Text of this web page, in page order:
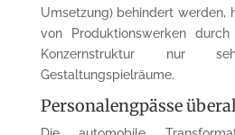
Umsetzung) behindert werden,
von Produktionswerken
Konzernstruktur nur
Gestaltungspielräume.
Personalengpässe